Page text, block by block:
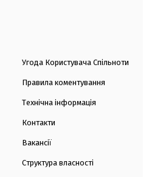
Угода Користувача Спільноти
Правила коментування
Технічна інформація
Контакти
Вакансії
Структура власності